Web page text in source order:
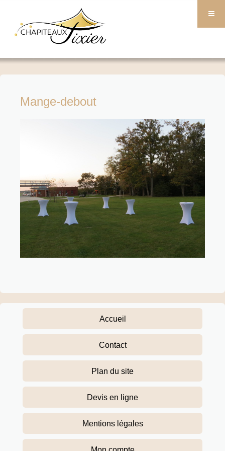
Mange-debout
Accueil
Contact
Plan du site
Devis en ligne
Mentions légales